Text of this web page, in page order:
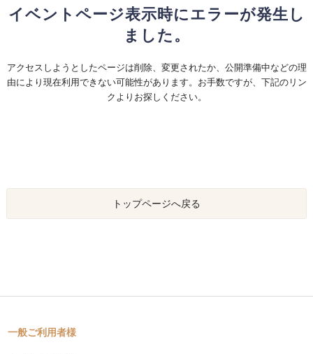
イベントページ表示時にエラーが発生し
ました。
アクセスしようとしたページは削除、変更されたか、公開準備中などの理
由により現在利用できない可能性があります。お手数ですが、下記のリン
クよりお探しください。
トップページへ戻る
一般ご利用者様